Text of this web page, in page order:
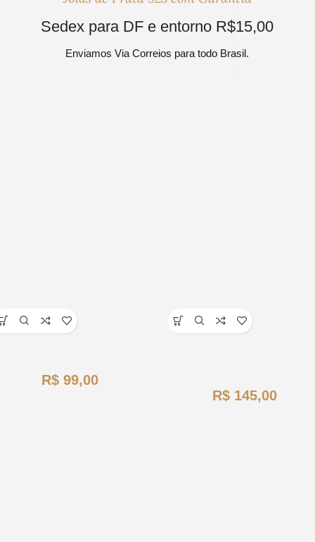
Sedex para DF e entorno R$15,00
Enviamos Via Correios para todo Brasil.
R$
R$